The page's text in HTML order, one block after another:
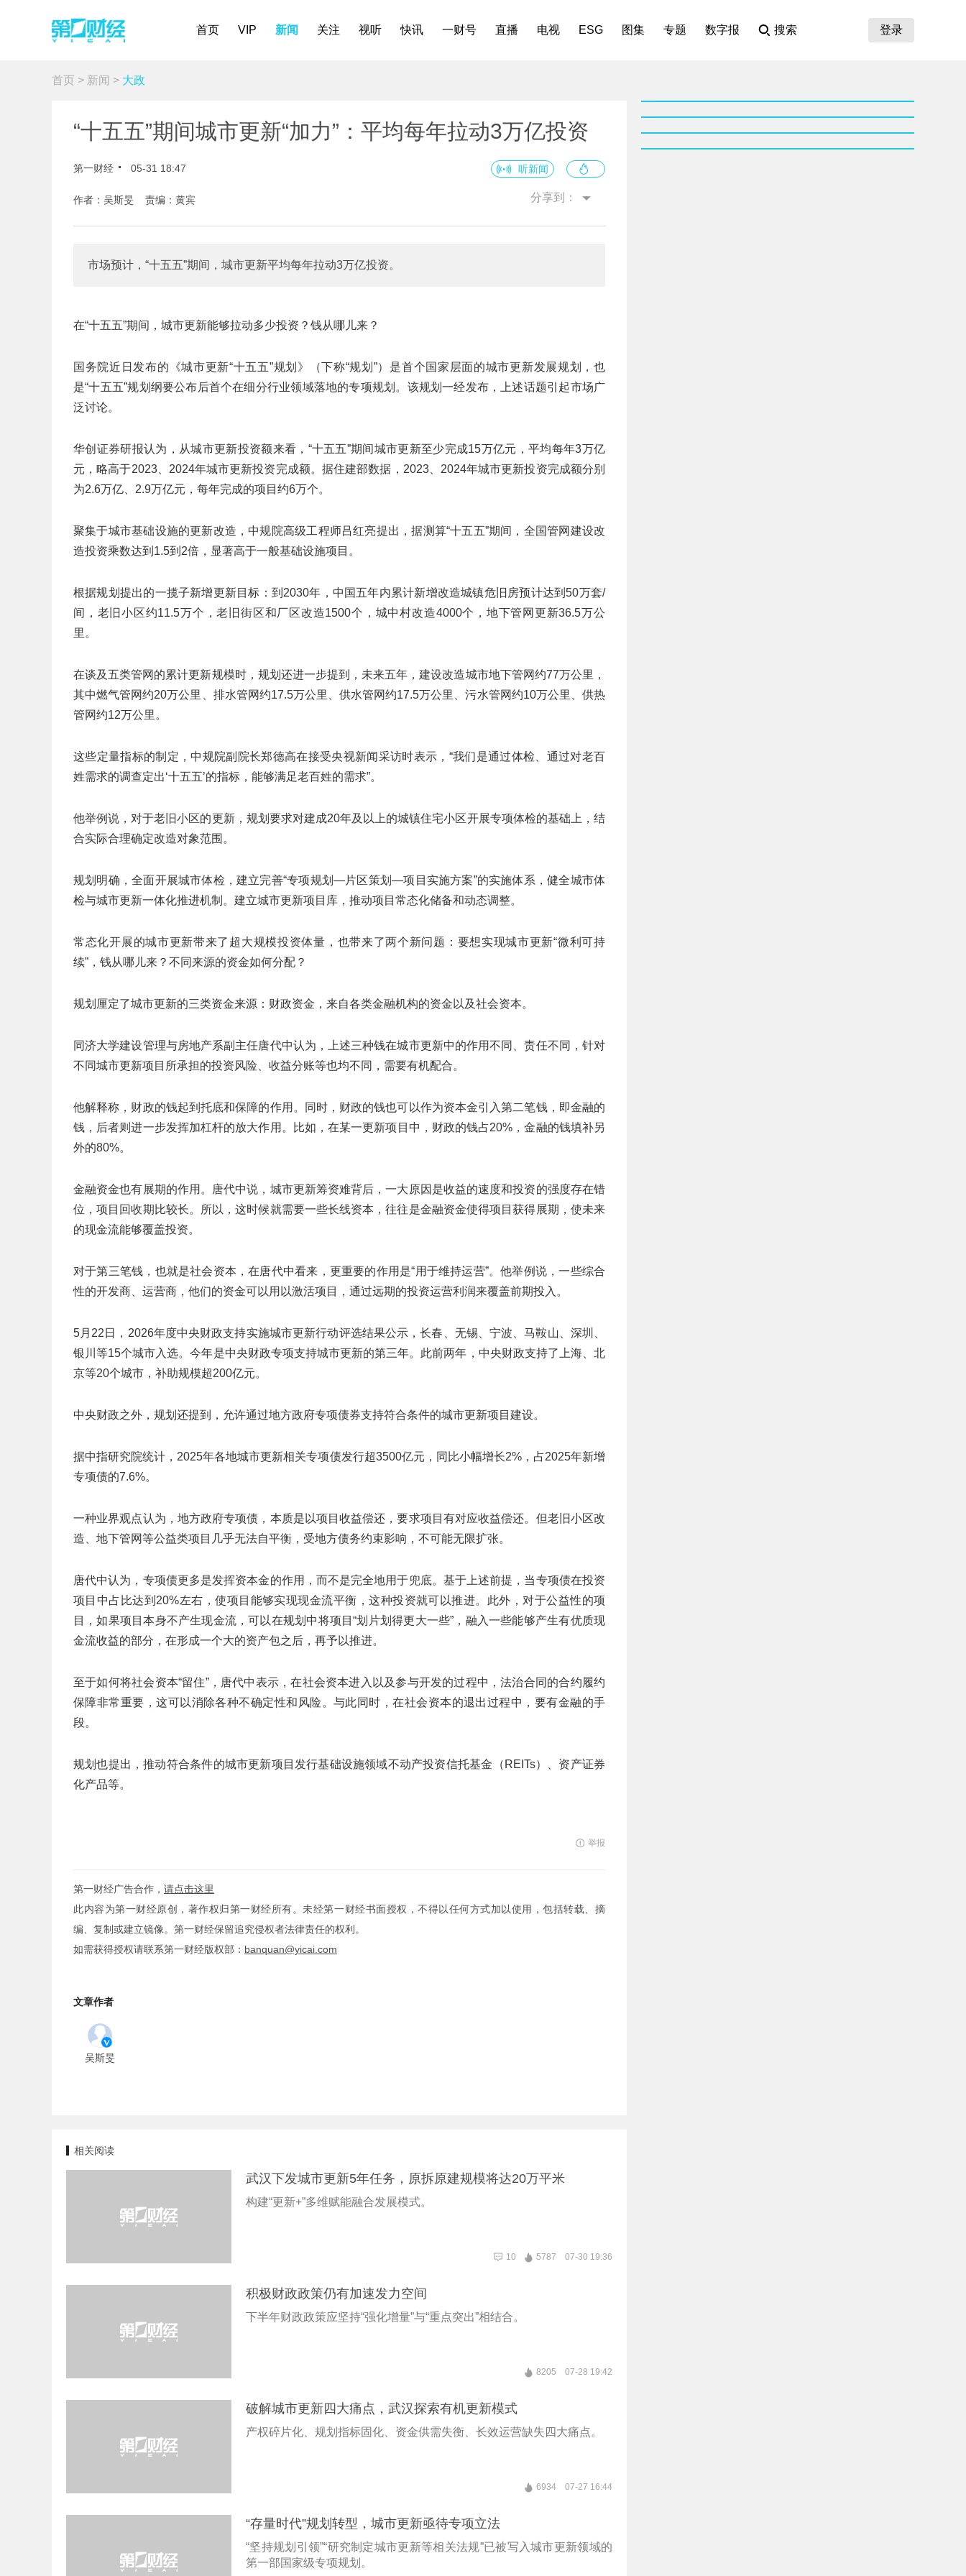
首页 VIP 新闻 关注 视听 快讯 一财号 直播 电视 ESG 图集 专题 数字报 搜索 登录
首页 > 新闻 > 大政
“十五五”期间城市更新“加力”：平均每年拉动3万亿投资
第一财经 05-31 18:47 听新闻
作者：吴斯旻 责编：黄宾 分享到：
市场预计，“十五五”期间，城市更新平均每年拉动3万亿投资。
在“十五五”期间，城市更新能够拉动多少投资？钱从哪儿来？
国务院近日发布的《城市更新“十五五”规划》（下称“规划”）是首个国家层面的城市更新发展规划，也
是“十五五”规划纲要公布后首个在细分行业领域落地的专项规划。该规划一经发布，上述话题引起市场广
泛讨论。
华创证券研报认为，从城市更新投资额来看，“十五五”期间城市更新至少完成15万亿元，平均每年3万亿
元，略高于2023、2024年城市更新投资完成额。据住建部数据，2023、2024年城市更新投资完成额分别
为2.6万亿、2.9万亿元，每年完成的项目约6万个。
聚集于城市基础设施的更新改造，中规院高级工程师吕红亮提出，据测算“十五五”期间，全国管网建设改
造投资乘数达到1.5到2倍，显著高于一般基础设施项目。
根据规划提出的一揽子新增更新目标：到2030年，中国五年内累计新增改造城镇危旧房预计达到50万套/
间，老旧小区约11.5万个，老旧街区和厂区改造1500个，城中村改造4000个，地下管网更新36.5万公
里。
在谈及五类管网的累计更新规模时，规划还进一步提到，未来五年，建设改造城市地下管网约77万公里，
其中燃气管网约20万公里、排水管网约17.5万公里、供水管网约17.5万公里、污水管网约10万公里、供热
管网约12万公里。
这些定量指标的制定，中规院副院长郑德高在接受央视新闻采访时表示，“我们是通过体检、通过对老百
姓需求的调查定出‘十五五’的指标，能够满足老百姓的需求”。
他举例说，对于老旧小区的更新，规划要求对建成20年及以上的城镇住宅小区开展专项体检的基础上，结
合实际合理确定改造对象范围。
规划明确，全面开展城市体检，建立完善“专项规划—片区策划—项目实施方案”的实施体系，健全城市体
检与城市更新一体化推进机制。建立城市更新项目库，推动项目常态化储备和动态调整。
常态化开展的城市更新带来了超大规模投资体量，也带来了两个新问题：要想实现城市更新“微利可持
续”，钱从哪儿来？不同来源的资金如何分配？
规划厘定了城市更新的三类资金来源：财政资金，来自各类金融机构的资金以及社会资本。
同济大学建设管理与房地产系副主任唐代中认为，上述三种钱在城市更新中的作用不同、责任不同，针对
不同城市更新项目所承担的投资风险、收益分账等也均不同，需要有机配合。
他解释称，财政的钱起到托底和保障的作用。同时，财政的钱也可以作为资本金引入第二笔钱，即金融的
钱，后者则进一步发挥加杠杆的放大作用。比如，在某一更新项目中，财政的钱占20%，金融的钱填补另
外的80%。
金融资金也有展期的作用。唐代中说，城市更新筹资难背后，一大原因是收益的速度和投资的强度存在错
位，项目回收期比较长。所以，这时候就需要一些长线资本，往往是金融资金使得项目获得展期，使未来
的现金流能够覆盖投资。
对于第三笔钱，也就是社会资本，在唐代中看来，更重要的作用是“用于维持运营”。他举例说，一些综合
性的开发商、运营商，他们的资金可以用以激活项目，通过远期的投资运营利润来覆盖前期投入。
5月22日，2026年度中央财政支持实施城市更新行动评选结果公示，长春、无锡、宁波、马鞍山、深圳、
银川等15个城市入选。今年是中央财政专项支持城市更新的第三年。此前两年，中央财政支持了上海、北
京等20个城市，补助规模超200亿元。
中央财政之外，规划还提到，允许通过地方政府专项债券支持符合条件的城市更新项目建设。
据中指研究院统计，2025年各地城市更新相关专项债发行超3500亿元，同比小幅增长2%，占2025年新增
专项债的7.6%。
一种业界观点认为，地方政府专项债，本质是以项目收益偿还，要求项目有对应收益偿还。但老旧小区改
造、地下管网等公益类项目几乎无法自平衡，受地方债务约束影响，不可能无限扩张。
唐代中认为，专项债更多是发挥资本金的作用，而不是完全地用于兜底。基于上述前提，当专项债在投资
项目中占比达到20%左右，使项目能够实现现金流平衡，这种投资就可以推进。此外，对于公益性的项
目，如果项目本身不产生现金流，可以在规划中将项目“划片划得更大一些”，融入一些能够产生有优质现
金流收益的部分，在形成一个大的资产包之后，再予以推进。
至于如何将社会资本“留住”，唐代中表示，在社会资本进入以及参与开发的过程中，法治合同的合约履约
保障非常重要，这可以消除各种不确定性和风险。与此同时，在社会资本的退出过程中，要有金融的手
段。
规划也提出，推动符合条件的城市更新项目发行基础设施领域不动产投资信托基金（REITs）、资产证券
化产品等。
举报
第一财经广告合作， 请点击这里
此内容为第一财经原创，著作权归第一财经所有。未经第一财经书面授权，不得以任何方式加以使用，包括转载、摘
编、复制或建立镜像。第一财经保留追究侵权者法律责任的权利。
如需获得授权请联系第一财经版权部： banquan@yicai.com
文章作者
吴斯旻
相关阅读
武汉下发城市更新5年任务，原拆原建规模将达20万平米
构建“更新+”多维赋能融合发展模式。
10 5787 07-30 19:36
积极财政政策仍有加速发力空间
下半年财政政策应坚持“强化增量”与“重点突出”相结合。
8205 07-28 19:42
破解城市更新四大痛点，武汉探索有机更新模式
产权碎片化、规划指标固化、资金供需失衡、长效运营缺失四大痛点。
6934 07-27 16:44
“存量时代”规划转型，城市更新亟待专项立法
“坚持规划引领”“研究制定城市更新等相关法规”已被写入城市更新领域的
第一部国家级专项规划。